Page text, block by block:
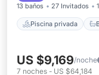
13 baños 27 Invitados
Piscina privada
US $9,169/noche
7 noches - US $64,184